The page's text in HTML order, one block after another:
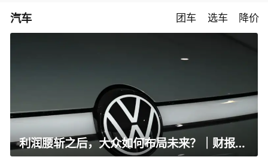
汽车 团车 选车 降价
利润腰斩之后，大众如何布局未来？｜财报全视角